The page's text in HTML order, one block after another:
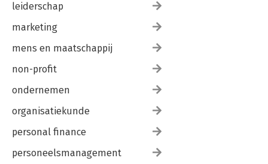
leiderschap
marketing
mens en maatschappij
non-profit
ondernemen
organisatiekunde
personal finance
personeelsmanagement